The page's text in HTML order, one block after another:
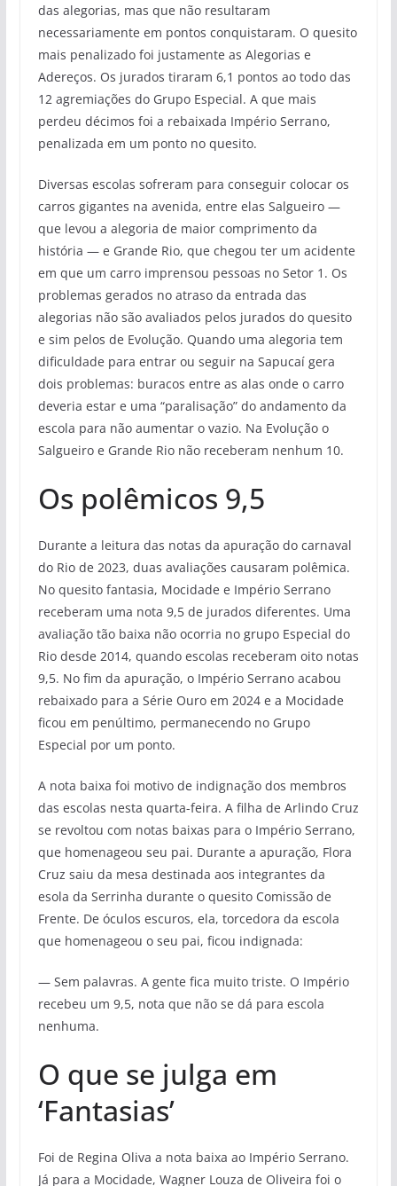
das alegorias, mas que não resultaram
necessariamente em pontos conquistaram. O quesito
mais penalizado foi justamente as Alegorias e
Adereços. Os jurados tiraram 6,1 pontos ao todo das
12 agremiações do Grupo Especial. A que mais
perdeu décimos foi a rebaixada Império Serrano,
penalizada em um ponto no quesito.
Diversas escolas sofreram para conseguir colocar os
carros gigantes na avenida, entre elas Salgueiro —
que levou a alegoria de maior comprimento da
história — e Grande Rio, que chegou ter um acidente
em que um carro imprensou pessoas no Setor 1. Os
problemas gerados no atraso da entrada das
alegorias não são avaliados pelos jurados do quesito
e sim pelos de Evolução. Quando uma alegoria tem
dificuldade para entrar ou seguir na Sapucaí gera
dois problemas: buracos entre as alas onde o carro
deveria estar e uma “paralisação” do andamento da
escola para não aumentar o vazio. Na Evolução o
Salgueiro e Grande Rio não receberam nenhum 10.
Os polêmicos 9,5
Durante a leitura das notas da apuração do carnaval
do Rio de 2023, duas avaliações causaram polêmica.
No quesito fantasia, Mocidade e Império Serrano
receberam uma nota 9,5 de jurados diferentes. Uma
avaliação tão baixa não ocorria no grupo Especial do
Rio desde 2014, quando escolas receberam oito notas
9,5. No fim da apuração, o Império Serrano acabou
rebaixado para a Série Ouro em 2024 e a Mocidade
ficou em penúltimo, permanecendo no Grupo
Especial por um ponto.
A nota baixa foi motivo de indignação dos membros
das escolas nesta quarta-feira. A filha de Arlindo Cruz
se revoltou com notas baixas para o Império Serrano,
que homenageou seu pai. Durante a apuração, Flora
Cruz saiu da mesa destinada aos integrantes da
esola da Serrinha durante o quesito Comissão de
Frente. De óculos escuros, ela, torcedora da escola
que homenageou o seu pai, ficou indignada:
— Sem palavras. A gente fica muito triste. O Império
recebeu um 9,5, nota que não se dá para escola
nenhuma.
O que se julga em
‘Fantasias’
Foi de Regina Oliva a nota baixa ao Império Serrano.
Já para a Mocidade, Wagner Louza de Oliveira foi o